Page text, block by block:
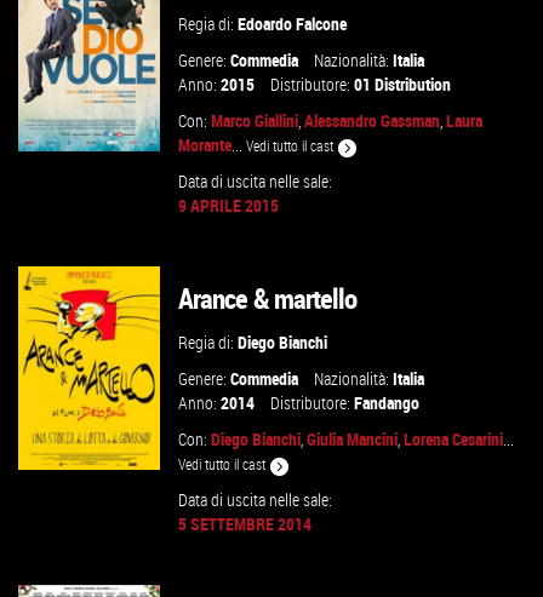
VAI ALLA SCHEDA
Regia di:Edoardo Falcone
Genere:Commedia Nazionalità:Italia
Anno:2015 Distributore:01 Distribution
Con:Marco Giallini,Alessandro Gassman,Laura
Morante...Vedi tutto il cast
Data di uscita nelle sale:
9 APRILE 2015
VAI ALLA SCHEDA
Arance & martello
Regia di:Diego Bianchi
Genere:Commedia Nazionalità:Italia
Anno:2014 Distributore:Fandango
Con:Diego Bianchi,Giulia Mancini,Lorena Cesarini...
Vedi tutto il cast
Data di uscita nelle sale:
5 SETTEMBRE 2014